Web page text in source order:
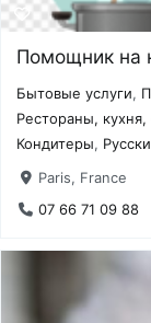
Помощник на
Бытовые услуги,
Рестораны, кухня,
Кондитеры,
Paris, France
07 66 71 09 88